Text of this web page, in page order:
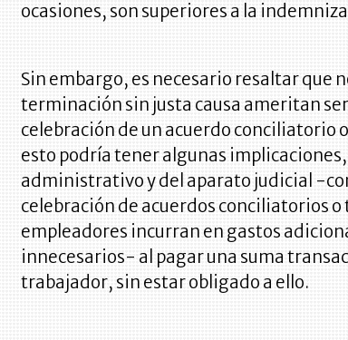
ocasiones, son superiores a la
Sin embargo, es necesario resaltar que
terminación sin justa causa ameritan
celebración de un acuerdo conciliatorio
esto podría tener algunas
administrativo y del aparato judicial -
celebración de acuerdos conciliatorios
empleadores incurran en gastos
innecesarios- al pagar una suma
trabajador, sin estar obligado a ello.